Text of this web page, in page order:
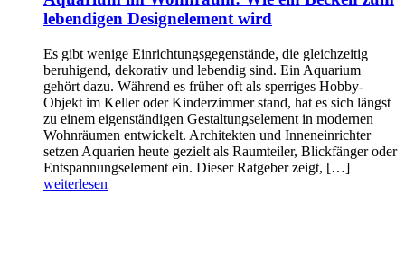
lebendigen Designelement wird
Es gibt wenige Einrichtungsgegenstände, die gleichzeitig
beruhigend, dekorativ und lebendig sind. Ein Aquarium
gehört dazu. Während es früher oft als sperriges Hobby-
Objekt im Keller oder Kinderzimmer stand, hat es sich längst
zu einem eigenständigen Gestaltungselement in modernen
Wohnräumen entwickelt. Architekten und Inneneinrichter
setzen Aquarien heute gezielt als Raumteiler, Blickfänger oder
Entspannungselement ein. Dieser Ratgeber zeigt, […]
weiterlesen